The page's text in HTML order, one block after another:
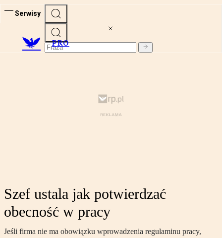
Serwisy
PRO
Szef ustala jak potwierdzać
obecność w pracy
Jeśli firma nie ma obowiązku wprowadzenia regulaminu pracy,